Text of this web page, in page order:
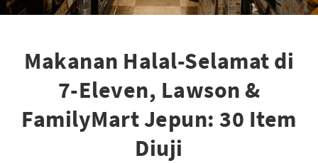
Makanan Halal-Selamat di
7-Eleven, Lawson &
FamilyMart Jepun: 30 Item
Diuji